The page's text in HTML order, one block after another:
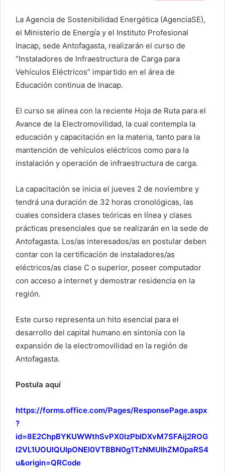
La Agencia de Sostenibilidad Energética (AgenciaSE),
el Ministerio de Energía y el Instituto Profesional
Inacap, sede Antofagasta, realizarán el curso de
“Instaladores de Infraestructura de Carga para
Vehículos Eléctricos” impartido en el área de
Educación continua de Inacap.
El curso se alinea con la reciente Hoja de Ruta para el
Avance de la Electromovilidad, la cual contempla la
educación y capacitación en la materia, tanto para la
mantención de vehículos eléctricos como para la
instalación y operación de infraestructura de carga.
La capacitación se inicia el jueves 2 de noviembre y
tendrá una duración de 32 horas cronológicas, las
cuales considera clases teóricas en línea y clases
prácticas presenciales que se realizarán en la sede de
Antofagasta. Los/as interesados/as en postular deben
contar con la certificación de instaladores/as
eléctricos/as clase C o superior, poseer computador
con acceso a internet y demostrar residencia en la
región.
Este curso representa un hito esencial para el
desarrollo del capital humano en sintonía con la
expansión de la electromovilidad en la región de
Antofagasta.
Postula aquí
https://forms.office.com/Pages/ResponsePage.aspx
?
id=8E2ChpBYKUWWthSvPX0IzPblDXvM7SFAij2ROG
I2VL1UOUlQUlpONEI0VTBBN0g1TzNMUlhZM0paRS4
u&origin=QRCode